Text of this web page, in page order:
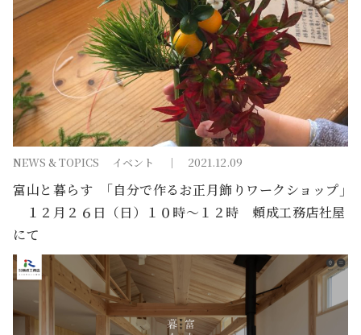
NEWS & TOPICS イベント 2021.12.09
富山と暮らす ｢自分で作るお正月飾りワークショップ｣
１２月２６日（日）１０時～１２時 頼成工務店社屋
にて